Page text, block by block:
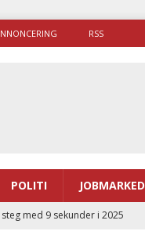
RSS
POLITI JOBMARKED
med 9 sekunder i 2025